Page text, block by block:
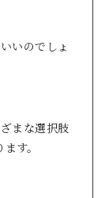
いのでしょ
まな選択肢
す。